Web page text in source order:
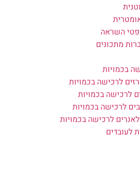
השראה
מתכונים
בכמויות
לרכישה בכמויות
לרכישה בכמויות
לרכישה בכמויות
לרכישה בכמויות
לעובדים